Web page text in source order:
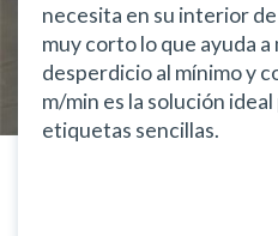
necesita en su interior
muy corto lo que ayuda
desperdicio al mínimo y
m/min es la solución
etiquetas sencillas.